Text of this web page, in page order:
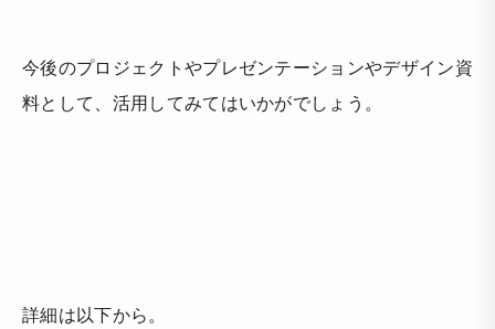
今後のプロジェクトやプレゼンテーションやデザイン資
料として、活用してみてはいかがでしょう。
詳細は以下から。